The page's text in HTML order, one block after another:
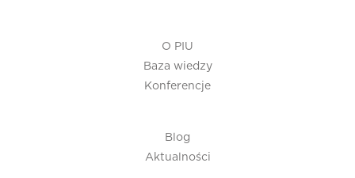
O PIU
Baza wiedzy
Konferencje
Blog
Aktualności